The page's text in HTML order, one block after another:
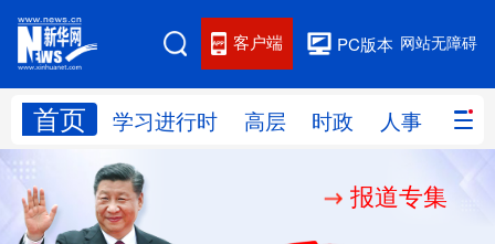
网站无障碍
PC版本
客户端
首页 学习进行时 高层 时政 人事 国际
网站地图
学习进行时 人事
报道专集